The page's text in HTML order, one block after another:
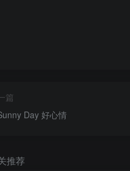
篇
Day 好心情
推荐